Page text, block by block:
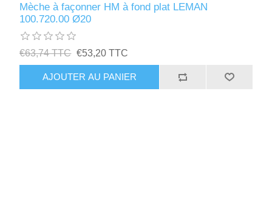
Mèche à façonner HM à fond plat LEMAN
100.720.00 Ø20
€63,74 TTC €53,20 TTC